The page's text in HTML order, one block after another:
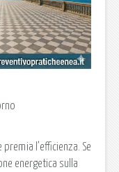
l’efficienza. Se
energetica sulla